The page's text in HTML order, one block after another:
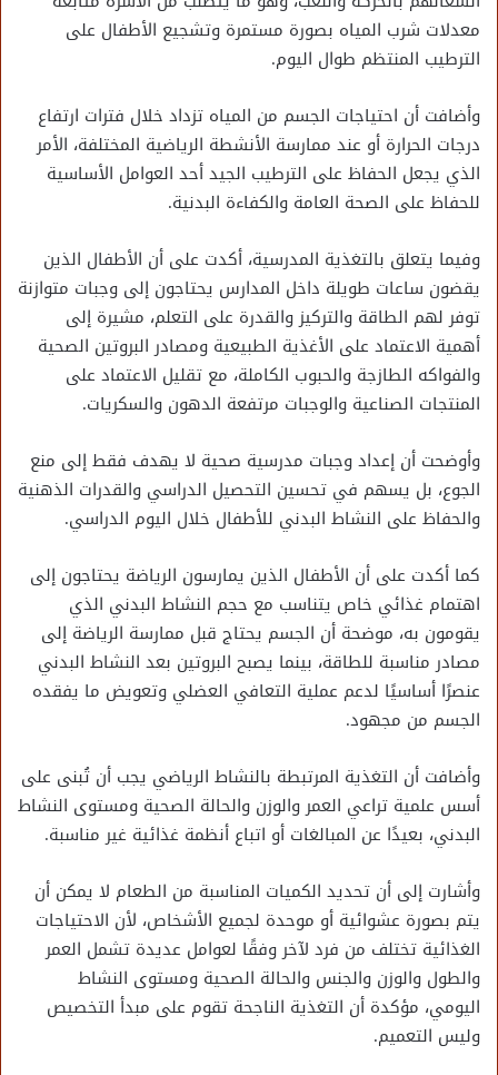
معدلات شرب المياه بصورة مستمرة وتشجيع الأطفال على
الترطيب المنتظم طوال اليوم.
وأضافت أن احتياجات الجسم من المياه تزداد خلال فترات ارتفاع
درجات الحرارة أو عند ممارسة الأنشطة الرياضية المختلفة، الأمر
الذي يجعل الحفاظ على الترطيب الجيد أحد العوامل الأساسية
للحفاظ على الصحة العامة والكفاءة البدنية.
وفيما يتعلق بالتغذية المدرسية، أكدت على أن الأطفال الذين
يقضون ساعات طويلة داخل المدارس يحتاجون إلى وجبات متوازنة
توفر لهم الطاقة والتركيز والقدرة على التعلم، مشيرة إلى
أهمية الاعتماد على الأغذية الطبيعية ومصادر البروتين الصحية
والفواكه الطازجة والحبوب الكاملة، مع تقليل الاعتماد على
المنتجات الصناعية والوجبات مرتفعة الدهون والسكريات.
وأوضحت أن إعداد وجبات مدرسية صحية لا يهدف فقط إلى منع
الجوع، بل يسهم في تحسين التحصيل الدراسي والقدرات الذهنية
والحفاظ على النشاط البدني للأطفال خلال اليوم الدراسي.
كما أكدت على أن الأطفال الذين يمارسون الرياضة يحتاجون إلى
اهتمام غذائي خاص يتناسب مع حجم النشاط البدني الذي
يقومون به، موضحة أن الجسم يحتاج قبل ممارسة الرياضة إلى
مصادر مناسبة للطاقة، بينما يصبح البروتين بعد النشاط البدني
عنصرًا أساسيًا لدعم عملية التعافي العضلي وتعويض ما يفقده
الجسم من مجهود.
وأضافت أن التغذية المرتبطة بالنشاط الرياضي يجب أن تُبنى على
أسس علمية تراعي العمر والوزن والحالة الصحية ومستوى النشاط
البدني، بعيدًا عن المبالغات أو اتباع أنظمة غذائية غير مناسبة.
وأشارت إلى أن تحديد الكميات المناسبة من الطعام لا يمكن أن
يتم بصورة عشوائية أو موحدة لجميع الأشخاص، لأن الاحتياجات
الغذائية تختلف من فرد لآخر وفقًا لعوامل عديدة تشمل العمر
والطول والوزن والجنس والحالة الصحية ومستوى النشاط
اليومي، مؤكدة أن التغذية الناجحة تقوم على مبدأ التخصيص
وليس التعميم.